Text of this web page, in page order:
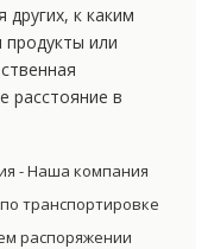
к каким
или
расстояние в
- Наша компания
транспортировке
распоряжении